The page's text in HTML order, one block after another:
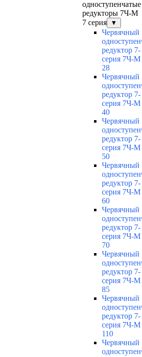
одноступенчатые
редукторы 7Ч-М
7 серия
▼
Червячный
редуктор 7-
серия 7Ч-М
28
Червячный
редуктор 7-
серия 7Ч-М
40
Червячный
редуктор 7-
серия 7Ч-М
50
Червячный
редуктор 7-
серия 7Ч-М
60
Червячный
редуктор 7-
серия 7Ч-М
70
Червячный
редуктор 7-
серия 7Ч-М
85
Червячный
редуктор 7-
серия 7Ч-М
110
Червячный